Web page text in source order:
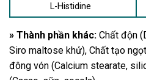
L-Histidine
» Thành phần khác: Chất độn
Siro maltose khử), Chất tạo
đông vón (Calcium stearate,